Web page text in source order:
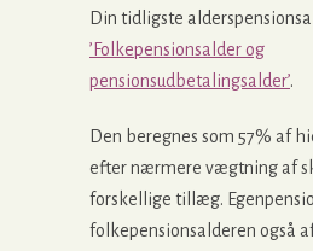
Din tidligste
’Folkepensionsalder og
pensionsudbetalingsalder’.
Den beregnes som 57% af
efter nærmere vægtning af
forskellige tillæg.
folkepensionsalderen også